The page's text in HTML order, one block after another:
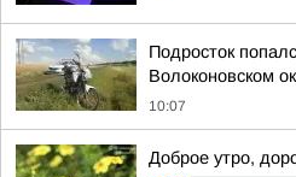
Подросток
Волоконовском
10:07
Доброе утро,